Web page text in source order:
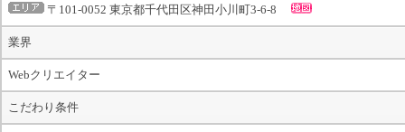
〒101-0052 東京都千代田区神田小川町3-6-8
業界
Webクリエイター
こだわり条件